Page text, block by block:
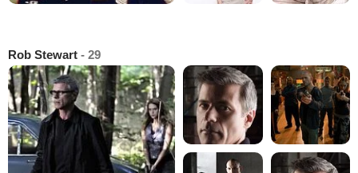
Rob Stewart - 29